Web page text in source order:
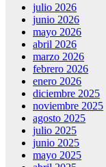
julio 2026
junio 2026
mayo 2026
abril 2026
marzo 2026
febrero 2026
enero 2026
diciembre 2025
noviembre 2025
agosto 2025
julio 2025
junio 2025
mayo 2025